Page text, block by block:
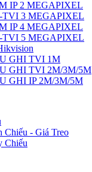
IP 2 MEGAPIXEL
TVI 3 MEGAPIXEL
IP 4 MEGAPIXEL
TVI 5 MEGAPIXEL
GHI TVI 1M
GHI TVI 2M/3M/5M
GHI IP 2M/3M/5M
Chiếu - Giá Treo
Chiếu